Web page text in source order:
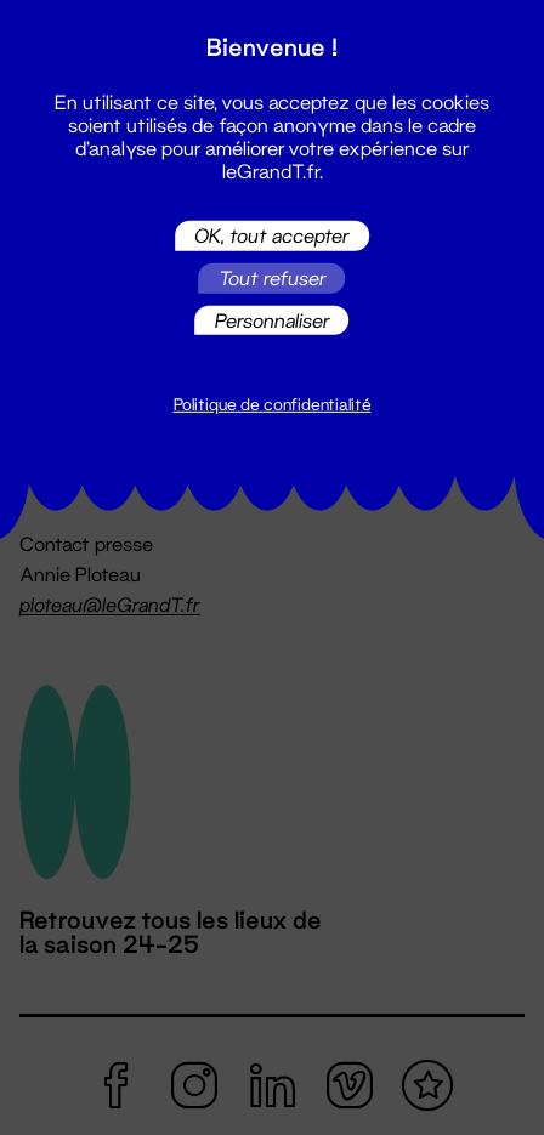
billetterie@leGrandT.fr
Contact presse
Annie Ploteau
ploteau@leGrandT.fr
Retrouvez tous les lieux de
la saison 24-25
Bienvenue !
En utilisant ce site, vous acceptez que les cookies
soient utilisés de façon anonyme dans le cadre
d'analyse pour améliorer votre expérience sur
leGrandT.fr.
OK, tout accepter
Tout refuser
Personnaliser
Politique de confidentialité